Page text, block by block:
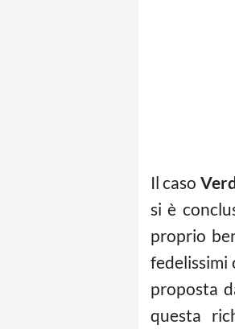
Il caso
si è
proprio
fedelissimi
proposta
questa